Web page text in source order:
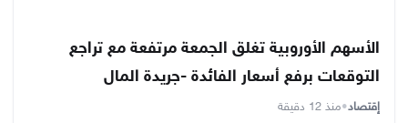
الأسهم الأوروبية تغلق الجمعة مرتفعة مع تراجع
التوقعات برفع أسعار الفائدة -جريدة المال
إقتصاد•منذ 12 دقيقة